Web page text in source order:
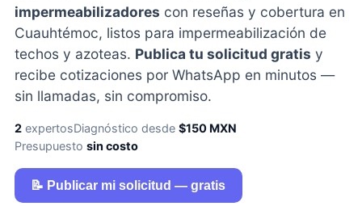
impermeabilizadores con reseñas y cobertura en
Cuauhtémoc, listos para impermeabilización de
techos y azoteas. Publica tu solicitud gratis y
recibe cotizaciones por WhatsApp en minutos —
sin llamadas, sin compromiso.
2expertosDiagnóstico desde $150 MXN
Presupuesto sin costo
📝 Publicar mi solicitud — gratis